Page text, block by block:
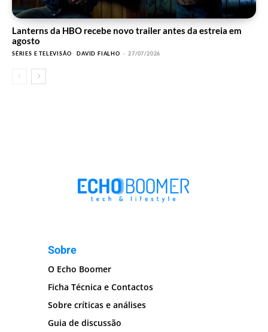
Lanterns da HBO recebe novo trailer antes da estreia em
agosto
SÉRIES E TELEVISÃO DAVID FIALHO - 27/07/2026
Sobre
O Echo Boomer
Ficha Técnica e Contactos
Sobre críticas e análises
Guia de discussão